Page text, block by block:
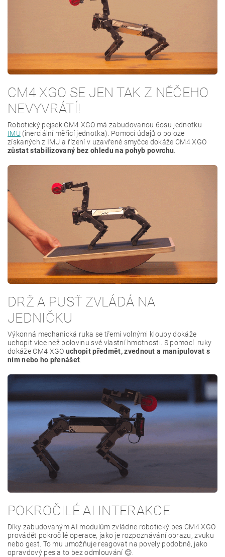
CM4 XGO SE JEN TAK Z NĚČEHO
NEVYVRÁTÍ!
Robotický pejsek CM4 XGO má zabudovanou 6osu jednotku
IMU(inerciální měřicí jednotka). Pomocí údajů o poloze
získaných z IMU a řízení v uzavřené smyčce dokáže CM4 XGO
zůstat stabilizovaný bez ohledu na pohyb povrchu.
DRŽ A PUSŤ ZVLÁDÁ NA
JEDNIČKU
Výkonná mechanická ruka se třemi volnými klouby dokáže
uchopit více než polovinu své vlastní hmotnosti. S pomocí ruky
dokáže CM4 XGO uchopit předmět, zvednout a manipulovat s
ním nebo ho přenášet
POKROČILÉ AI INTERAKCE
Díky zabudovaným AI modulům zvládne robotický pes CM4 XGO
provádět pokročilé operace, jako je rozpoznávání obrazu, zvuku
nebo gest. To mu umožňuje reagovat na povely podobně, jako
opravdový pes a to bez odmlouvání 😊.